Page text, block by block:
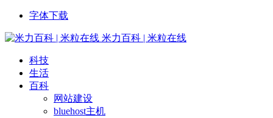
字体下载
米力百科 | 米粒在线
科技
生活
百科
网站建设
bluehost主机